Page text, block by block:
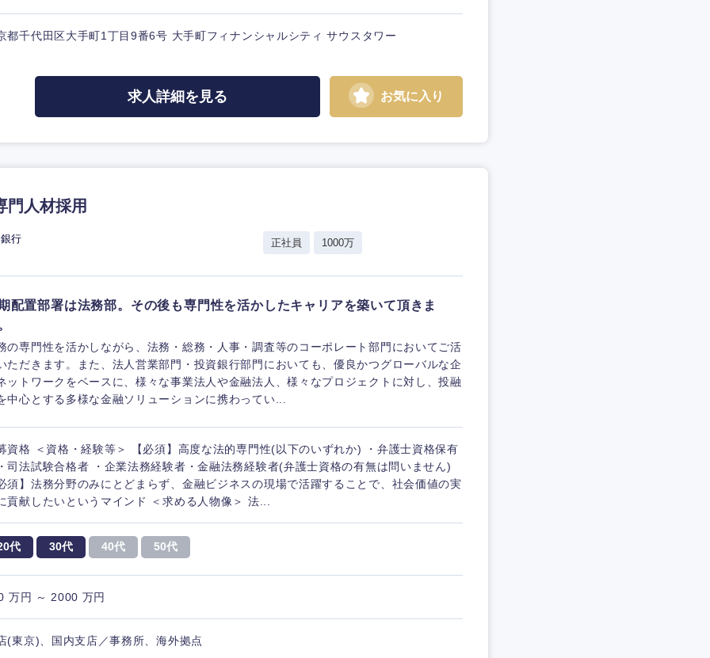
都千代田区大手町1丁目9番6号 大手町フィナンシャルシティ サウスタワー
求人詳細を見る お気に入り
門人材採用
行 正社員 1000万
配置部署は法務部。その後も専門性を活かしたキャリアを築いて頂きま
の専門性を活かしながら、法務・総務・人事・調査等のコーポレート部門においてご活
ただきます。また、法人営業部門・投資銀行部門においても、優良かつグローバルな企
ットワークをベースに、様々な事業法人や金融法人、様々なプロジェクトに対し、投融
中心とする多様な金融ソリューションに携わってい...
資格 ＜資格・経験等＞ 【必須】高度な法的専門性(以下のいずれか) ・弁護士資格保有
司法試験合格者 ・企業法務経験者・金融法務経験者(弁護士資格の有無は問いません)
須】法務分野のみにとどまらず、金融ビジネスの現場で活躍することで、社会価値の実
貢献したいというマインド ＜求める人物像＞ 法...
代 30代 40代 50代
万円 ～ 2000 万円
(東京)、国内支店／事務所、海外拠点